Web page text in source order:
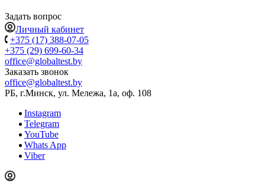
Задать вопрос
Личный кабинет
+375 (17) 388-07-05
+375 (29) 699-60-34
office@globaltest.by
Заказать звонок
office@globaltest.by
РБ, г.Минск, ул. Мележа, 1а, оф. 108
Instagram
Telegram
YouTube
Whats App
Viber